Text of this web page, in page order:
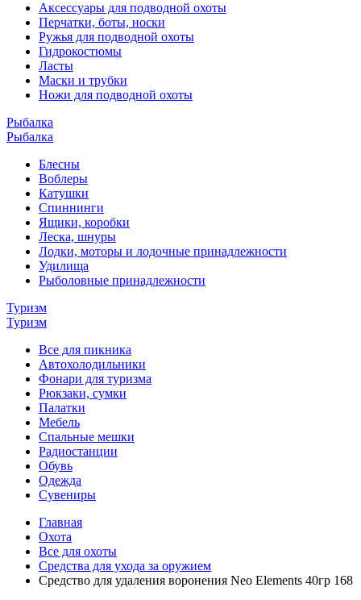
Аксессуары для подводной охоты
Перчатки, боты, носки
Ружья для подводной охоты
Гидрокостюмы
Ласты
Маски и трубки
Ножи для подводной охоты
Рыбалка
Рыбалка
Блесны
Воблеры
Катушки
Спиннинги
Ящики, коробки
Леска, шнуры
Лодки, моторы и лодочные принадлежности
Удилища
Рыболовные принадлежности
Туризм
Туризм
Все для пикника
Автохолодильники
Фонари для туризма
Рюкзаки, сумки
Палатки
Мебель
Спальные мешки
Радиостанции
Обувь
Одежда
Сувениры
Главная
Охота
Все для охоты
Средства для ухода за оружием
Средство для удаления воронения Neo Elements 40гр 168